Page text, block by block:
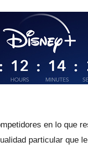
en lo que
particular que